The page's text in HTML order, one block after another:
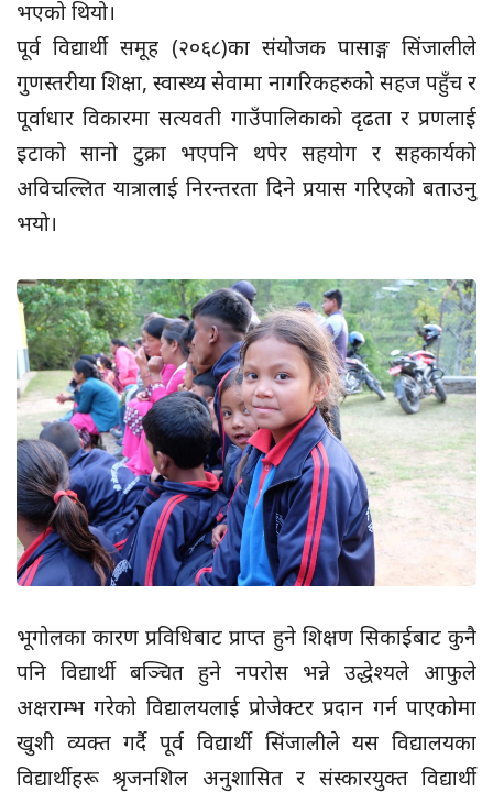
भएको थियो।
पूर्व विद्यार्थी समूह (२०६८)का संयोजक पासाङ्ग सिंजालीले
गुणस्तरीया शिक्षा, स्वास्थ्य सेवामा नागरिकहरुको सहज पहुँच र
पूर्वाधार विकारमा सत्यवती गाउँपालिकाको दृढता र प्रणलाई
इटाको सानो टुक्रा भएपनि थपेर सहयोग र सहकार्यको
अविचल्लित यात्रालाई निरन्तरता दिने प्रयास गरिएको बताउनु
भयो।
भूगोलका कारण प्रविधिबाट प्राप्त हुने शिक्षण सिकाईबाट कुनै
पनि विद्यार्थी बञ्चित हुने नपरोस भन्ने उद्धेश्यले आफुले
अक्षराम्भ गरेको विद्यालयलाई प्रोजेक्टर प्रदान गर्न पाएकोमा
खुशी व्यक्त गर्दै पूर्व विद्यार्थी सिंजालीले यस विद्यालयका
विद्यार्थीहरू श्रृजनशिल अनुशासित र संस्कारयुक्त विद्यार्थी